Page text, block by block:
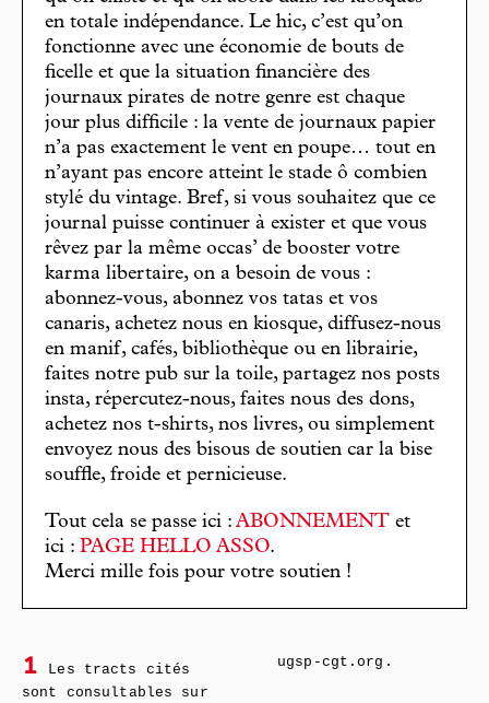
en totale indépendance. Le hic, c’est qu’on
fonctionne avec une économie de bouts de
ficelle et que la situation financière des
journaux pirates de notre genre est chaque
jour plus difficile : la vente de journaux papier
n’a pas exactement le vent en poupe… tout en
n’ayant pas encore atteint le stade ô combien
stylé du vintage. Bref, si vous souhaitez que ce
journal puisse continuer à exister et que vous
rêvez par la même occas’ de booster votre
karma libertaire, on a besoin de vous :
abonnez-vous, abonnez vos tatas et vos
canaris, achetez nous en kiosque, diffusez-nous
en manif, cafés, bibliothèque ou en librairie,
faites notre pub sur la toile, partagez nos posts
insta, répercutez-nous, faites nous des dons,
achetez nos t-shirts, nos livres, ou simplement
envoyez nous des bisous de soutien car la bise
souffle, froide et pernicieuse.
Tout cela se passe ici : ABONNEMENT et
ici : PAGE HELLO ASSO.
Merci mille fois pour votre soutien !
1
Les tracts cités
sont consultables sur
ugsp-cgt.org.